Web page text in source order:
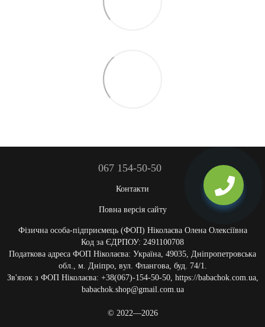
067 154-50-50
Контакти
Повна версія сайту
Фізична особа-підприємець (ФОП) Ніколаєва Олена Олексіївна
Код за ЄДРПОУ: 2491100708
Податкова адреса ФОП Ніколаєва: Україна, 49035, Дніпропетровська
обл., м. Дніпро, вул. Флангова, буд. 74/1.
Зв'язок з ФОП Ніколаєва: +38(067)-154-50-50, https://babachok.com.ua,
babachok.shop@gmail.com.ua
© 2022—2026